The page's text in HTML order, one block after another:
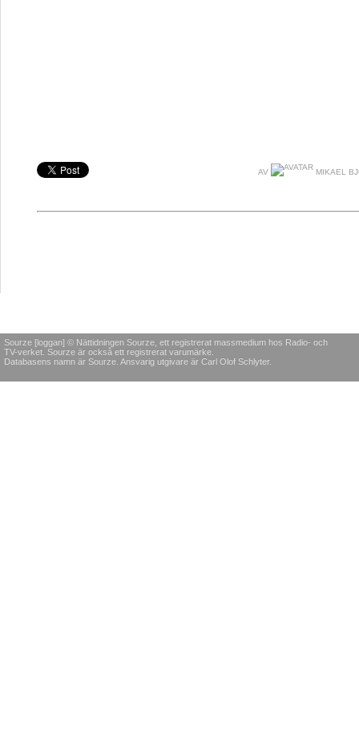
AV MIKAEL
Sourze [loggan] © Nättidningen Sourze, ett registrerat massmedium hos Radio- och
TV-verket. Sourze är också ett registrerat varumärke.
Databasens namn är Sourze. Ansvarig utgivare är Carl Olof Schlyter.